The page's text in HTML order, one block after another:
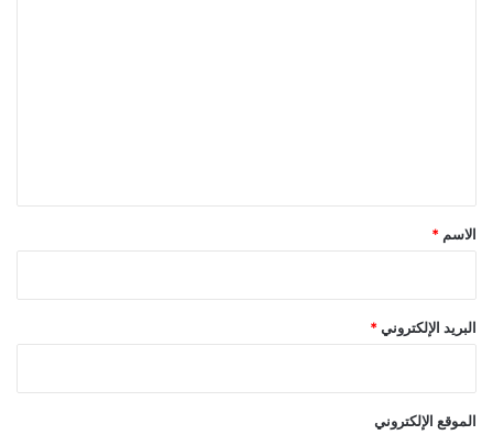
*
الاسم *
البريد الإلكتروني *
الموقع الإلكتروني